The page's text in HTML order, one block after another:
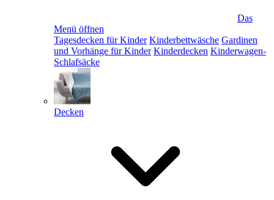
Das
Menü öffnen
Tagesdecken für Kinder Kinderbettwäsche Gardinen
und Vorhänge für Kinder Kinderdecken Kinderwagen-
Schlafsäcke
Decken